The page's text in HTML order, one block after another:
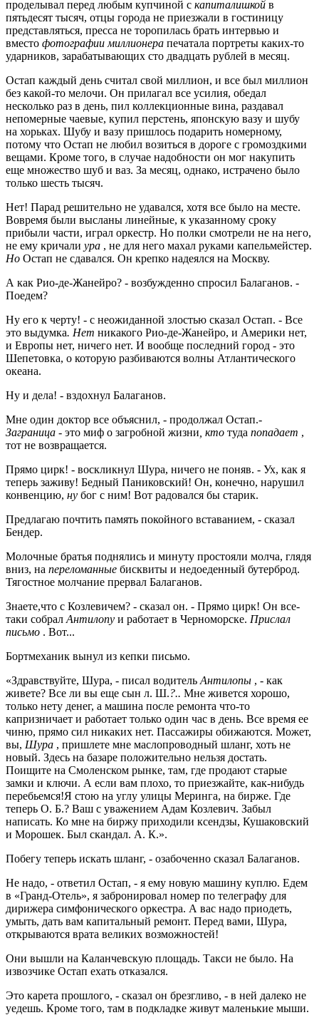
проделывал перед любым купчиной с капиталишкой в
пятьдесят тысяч, отцы города не приезжали в гостиницу
представляться, пресса не торопилась брать интервью и
вместо фотографии миллионера печатала портреты каких-то
ударников, зарабатывающих сто двадцать рублей в месяц.
Остап каждый день считал свой миллион, и все был миллион
без какой-то мелочи. Он прилагал все усилия, обедал
несколько раз в день, пил коллекционные вина, раздавал
непомерные чаевые, купил перстень, японскую вазу и шубу
на хорьках. Шубу и вазу пришлось подарить номерному,
потому что Остап не любил возиться в дороге с громоздкими
вещами. Кроме того, в случае надобности он мог накупить
еще множество шуб и ваз. За месяц, однако, истрачено было
только шесть тысяч.
Нет! Парад решительно не удавался, хотя все было на месте.
Вовремя были высланы линейные, к указанному сроку
прибыли части, играл оркестр. Но полки смотрели не на него,
не ему кричали ура , не для него махал руками капельмейстер.
Но Остап не сдавался. Он крепко надеялся на Москву.
А как Рио-де-Жанейро? - возбужденно спросил Балаганов. -
Поедем?
Ну его к черту! - с неожиданной злостью сказал Остап. - Все
это выдумка. Нет никакого Рио-де-Жанейро, и Америки нет,
и Европы нет, ничего нет. И вообще последний город - это
Шепетовка, о которую разбиваются волны Атлантического
океана.
Ну и дела! - вздохнул Балаганов.
Мне один доктор все объяснил, - продолжал Остап.-
Заграница - это миф о загробной жизни , кто туда попадает ,
тот не возвращается.
Прямо цирк! - воскликнул Шура, ничего не поняв. - Ух, как я
теперь заживу! Бедный Паниковский! Он, конечно, нарушил
конвенцию, ну бог с ним! Вот радовался бы старик.
Предлагаю почтить память покойного вставанием, - сказал
Бендер.
Молочные братья поднялись и минуту простояли молча, глядя
вниз, на переломанные бисквиты и недоеденный бутерброд.
Тягостное молчание прервал Балаганов.
Знаете,что с Козлевичем? - сказал он. - Прямо цирк! Он все-
таки собрал Антилопу и работает в Черноморске. Прислал
письмо . Вот...
Бортмеханик вынул из кепки письмо.
«Здравствуйте, Шура, - писал водитель Антилопы , - как
живете? Все ли вы еще сын л. Ш.?.. Мне живется хорошо,
только нету денег, а машина после ремонта что-то
капризничает и работает только один час в день. Все время ее
чиню, прямо сил никаких нет. Пассажиры обижаются. Может,
вы, Шура , пришлете мне маслопроводный шланг, хоть не
новый. Здесь на базаре положительно нельзя достать.
Поищите на Смоленском рынке, там, где продают старые
замки и ключи. А если вам плохо, то приезжайте, как-нибудь
перебьемся!Я стою на углу улицы Меринга, на бирже. Где
теперь О. Б.? Ваш с уважением Адам Козлевич. Забыл
написать. Ко мне на биржу приходили ксендзы, Кушаковский
и Морошек. Был скандал. А. К.».
Побегу теперь искать шланг, - озабоченно сказал Балаганов.
Не надо, - ответил Остап, - я ему новую машину куплю. Едем
в «Гранд-Отель», я забронировал номер по телеграфу для
дирижера симфонического оркестра. А вас надо приодеть,
умыть, дать вам капитальный ремонт. Перед вами, Шура,
открываются врата великих возможностей!
Они вышли на Каланчевскую площадь. Такси не было. На
извозчике Остап ехать отказался.
Это карета прошлого, - сказал он брезгливо, - в ней далеко не
уедешь. Кроме того, там в подкладке живут маленькие мыши.